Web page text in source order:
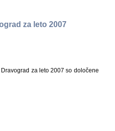
za leto 2007
za leto 2007 so določene